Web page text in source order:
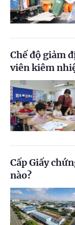
Chế độ giảm
viên kiêm
Cấp Giấy
nào?